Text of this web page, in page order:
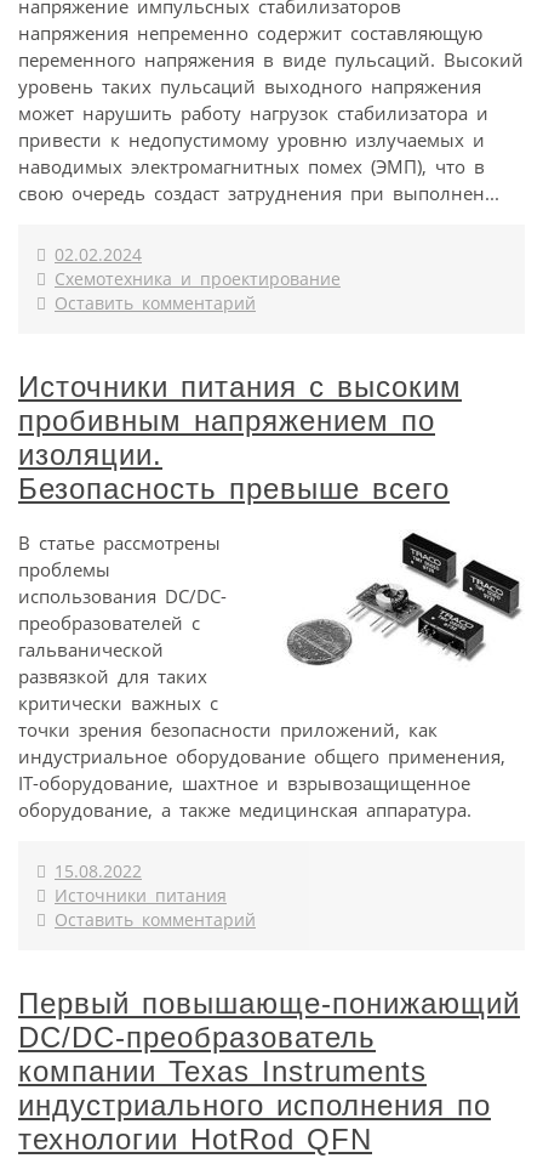
напряжение импульсных стабилизаторов
напряжения непременно содержит составляющую
переменного напряжения в виде пульсаций. Высокий
уровень таких пульсаций выходного напряжения
может нарушить работу нагрузок стабилизатора и
привести к недопустимому уровню излучаемых и
наводимых электромагнитных помех (ЭМП), что в
свою очередь создаст затруднения при выполнен...
02.02.2024
Схемотехника и проектирование
Оставить комментарий
Источники питания с высоким
пробивным напряжением по
изоляции.
Безопасность превыше всего
В статье рассмотрены
проблемы
использования DC/DC-
преобразователей с
гальванической
развязкой для таких
критически важных с
точки зрения безопасности приложений, как
индустриальное оборудование общего применения,
IT-оборудование, шахтное и взрывозащищенное
оборудование, а также медицинская аппаратура.
15.08.2022
Источники питания
Оставить комментарий
Первый повышающе-понижающий
DC/DC-преобразователь
компании Texas Instruments
индустриального исполнения по
технологии HotRod QFN